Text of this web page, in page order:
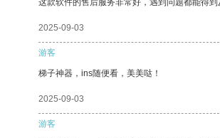
这款软件的售后服务非常好，遇到问题都能得到
2025-09-03
游客
梯子神器，ins随便看，美美哒！
2025-09-03
游客